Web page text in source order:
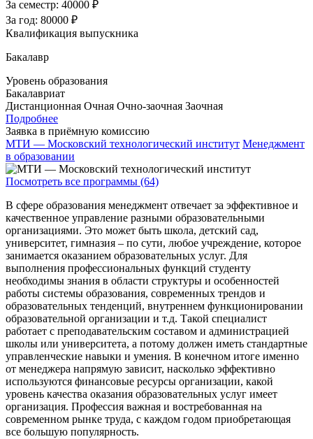
За семестр: 40000 ₽
За год: 80000 ₽
Квалификация выпускника
Бакалавр
Уровень образования
Бакалавриат
Дистанционная Очная Очно-заочная Заочная
Подробнее
Заявка в приёмную комиссию
МТИ — Московский технологический институт Менеджмент
в образовании
Посмотреть все программы (64)
В сфере образования менеджмент отвечает за эффективное и
качественное управление разными образовательными
организациями. Это может быть школа, детский сад,
университет, гимназия – по сути, любое учреждение, которое
занимается оказанием образовательных услуг. Для
выполнения профессиональных функций студенту
необходимы знания в области структуры и особенностей
работы системы образования, современных трендов и
образовательных тенденций, внутреннем функционировании
образовательной организации и т.д. Такой специалист
работает с преподавательским составом и администрацией
школы или университета, а потому должен иметь стандартные
управленческие навыки и умения. В конечном итоге именно
от менеджера напрямую зависит, насколько эффективно
используются финансовые ресурсы организации, какой
уровень качества оказания образовательных услуг имеет
организация. Профессия важная и востребованная на
современном рынке труда, с каждом годом приобретающая
все большую популярность.